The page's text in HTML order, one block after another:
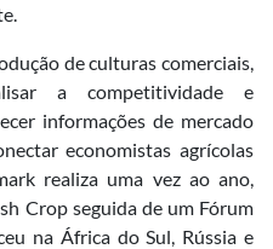
de culturas comerciais,
a competitividade e
informações de mercado
economistas agrícolas
realiza uma vez ao ano,
Crop seguida de um Fórum
na África do Sul, Rússia e